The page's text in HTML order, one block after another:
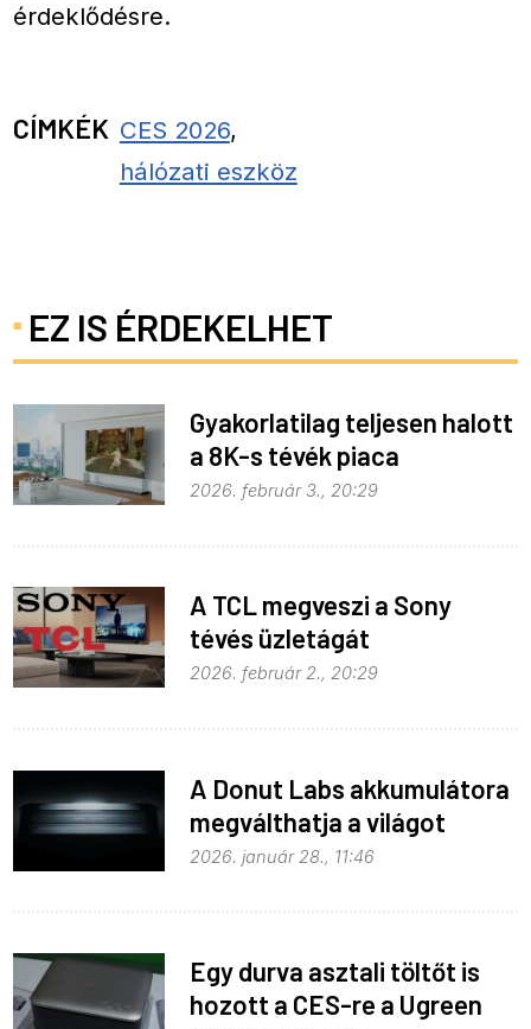
érdeklődésre.
CÍMKÉK CES 2026,
hálózati eszköz
EZ IS ÉRDEKELHET
Gyakorlatilag teljesen halott
a 8K-s tévék piaca
2026. február 3., 20:29
A TCL megveszi a Sony
tévés üzletágát
2026. február 2., 20:29
A Donut Labs akkumulátora
megválthatja a világot
2026. január 28., 11:46
Egy durva asztali töltőt is
hozott a CES-re a Ugreen